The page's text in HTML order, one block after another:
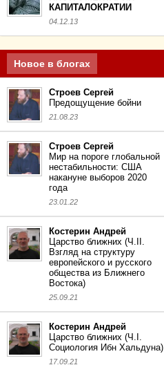
КАПИТАЛОКРАТИИ
04.12.13
Новое в блогах
Строев Сергей
Предощущение бойни
21.08.23
Строев Сергей
Мир на пороге глобальной
нестабильности: США
накануне выборов 2020
года
23.01.22
Костерин Андрей
Царство ближних (Ч.II.
Взгляд на структуру
европейского и русского
общества из Ближнего
Востока)
25.09.21
Костерин Андрей
Царство ближних (Ч.I.
Социология Ибн Хальдуна)
17.09.21